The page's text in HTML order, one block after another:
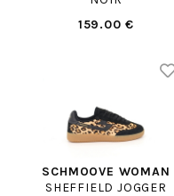
159.00 €
SCHMOOVE WOMAN
SHEFFIELD JOGGER